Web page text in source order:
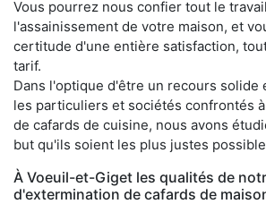
Vous pourrez nous confier tout le
l'assainissement de votre maison, et
certitude d'une entière satisfaction,
tarif.
Dans l'optique d'être un recours solide
les particuliers et sociétés confrontés
de cafards de cuisine, nous avons
but qu'ils soient les plus justes
À Voeuil-et-Giget les qualités de
d'extermination de cafards de